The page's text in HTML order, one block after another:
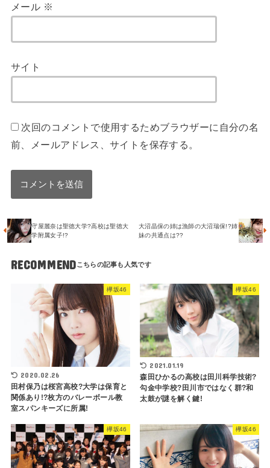
メール ※
サイト
次回のコメントで使用するためブラウザーに自分の名
前、メールアドレス、サイトを保存する。
守屋麗奈は聖徳大学?高校は聖徳大
学附属女子!?
大沼晶保の姉は漁師の大沼瑞保!?姉
妹の共通点は??
RECOMMEND
欅坂46
2020.02.26
田村保乃は桜宮高校?大学は保育と
関係あり!?枚方のバレーボール教
室スパンキーズに所属!
欅坂46
2021.01.19
森田ひかるの高校は田川科学技術?
勾金中学校?田川市ではなく群?和
太鼓が謎を解く鍵!
欅坂46 欅坂46